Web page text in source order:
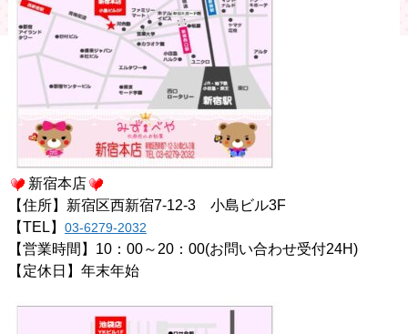
新宿本店
【住所】新宿区西新宿7-12-3 小島ビル3F
【TEL】 03-6279-2032
【営業時間】10：00～20：00(お問い合わせ受付24H)
【定休日】年末年始